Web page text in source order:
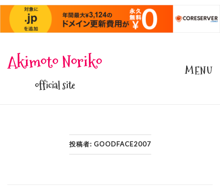
content
Akimoto Noriko
official site
MENU
投稿者: GOODFACE2007